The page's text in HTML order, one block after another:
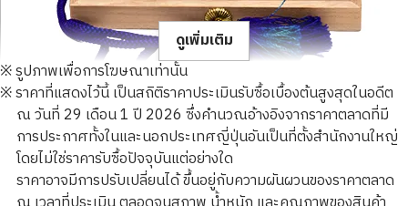
Gold Platinum (K24/Sv1000) Meiji 100th Anniversary Statue
Silver Medal Set
ดูเพิ่มเติม
※ รูปภาพเพื่อการโฆษณาเท่านั้น
※ ราคาที่แสดงไว้นี้ เป็นสถิติราคาประเมินรับซื้อเบื้องต้นสูงสุดในอดีต
ณ วันที่ 29 เดือน 1 ปี 2026 ซึ่งคำนวณอ้างอิงจากราคาตลาดที่มี
การประกาศทั้งในและนอกประเทศญี่ปุ่นอันเป็นที่ตั้งสำนักงานใหญ่
โดยไม่ใช่ราคารับซื้อปัจจุบันแต่อย่างใด
ราคาอาจมีการปรับเปลี่ยนได้ ขึ้นอยู่กับความผันผวนของราคาตลาด